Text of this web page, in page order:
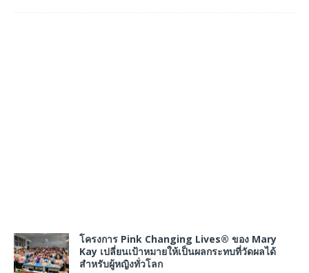
โครงการ Pink Changing Lives® ของ Mary
Kay เปลี่ยนเป้าหมายให้เป็นผลกระทบที่วัดผลได้
สำหรับผู้หญิงทั่วโลก